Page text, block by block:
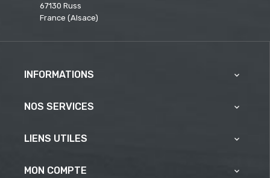
67130 Russ
France (Alsace)
INFORMATIONS 
NOS SERVICES 
LIENS UTILES 
MON COMPTE 